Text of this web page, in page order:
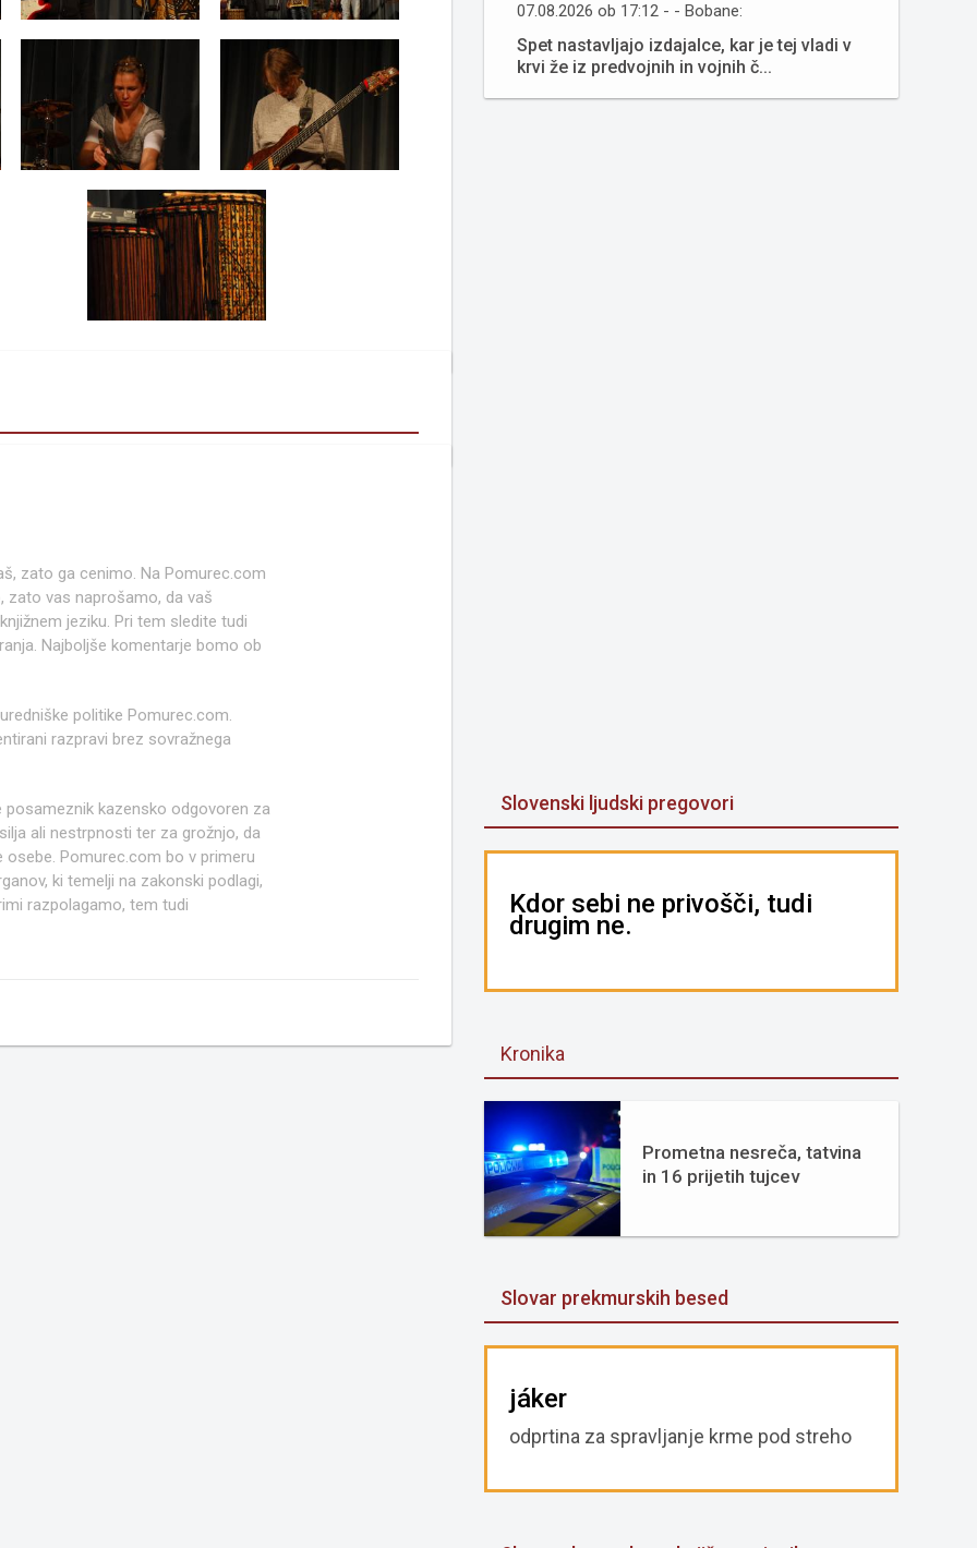
zato ga cenimo. Na Pomurec.com
zato vas naprošamo, da vaš
jeziku. Pri tem sledite tudi
Najboljše komentarje bomo ob
politike Pomurec.com.
razpravi brez sovražnega
posameznik kazensko odgovoren za
ali nestrpnosti ter za grožnjo, da
osebe. Pomurec.com bo v primeru
ki temelji na zakonski podlagi,
razpolagamo, tem tudi
07.08.2026 ob 17:12 - - Bobane:
Spet nastavljajo izdajalce, kar je tej vladi v
krvi že iz predvojnih in vojnih č...
Slovenski ljudski pregovori
Kdor sebi ne privošči, tudi
drugim ne.
Kronika
Prometna nesreča, tatvina
in 16 prijetih tujcev
Slovar prekmurskih besed
jáker
odprtina za spravljanje krme pod streho